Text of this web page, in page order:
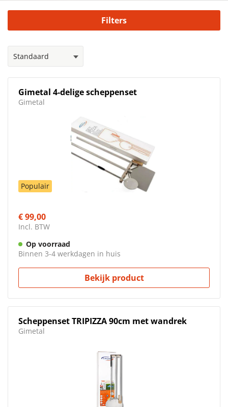
Filters
Gimetal 4-delige scheppenset
Gimetal
Populair
€ 99,00
Incl. BTW
Op voorraad
Binnen 3-4 werkdagen in huis
Bekijk product
Scheppenset TRIPIZZA 90cm met wandrek
Gimetal